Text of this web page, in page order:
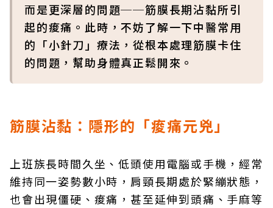
而是更深層的問題──筋膜長期沾黏所引
起的痠痛。此時，不妨了解一下中醫常用
的「小針刀」療法，從根本處理筋膜卡住
的問題，幫助身體真正鬆開來。
筋膜沾黏：隱形的「痠痛元兇」
上班族長時間久坐、低頭使用電腦或手機，經常
維持同一姿勢數小時，肩頸長期處於緊繃狀態，
也會出現僵硬、痠痛，甚至延伸到頭痛、手麻等